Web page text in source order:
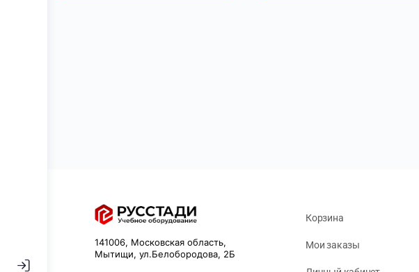
141006, Московская область,
Мытищи, ул.Белобородова, 2Б
Корзина
Мои заказы